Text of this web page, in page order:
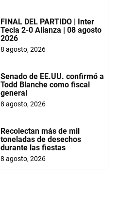
FINAL DEL PARTIDO | Inter
Tecla 2-0 Alianza | 08 agosto
2026
8 agosto, 2026
Senado de EE.UU. confirmó a
Todd Blanche como fiscal
general
8 agosto, 2026
Recolectan más de mil
toneladas de desechos
durante las fiestas
8 agosto, 2026